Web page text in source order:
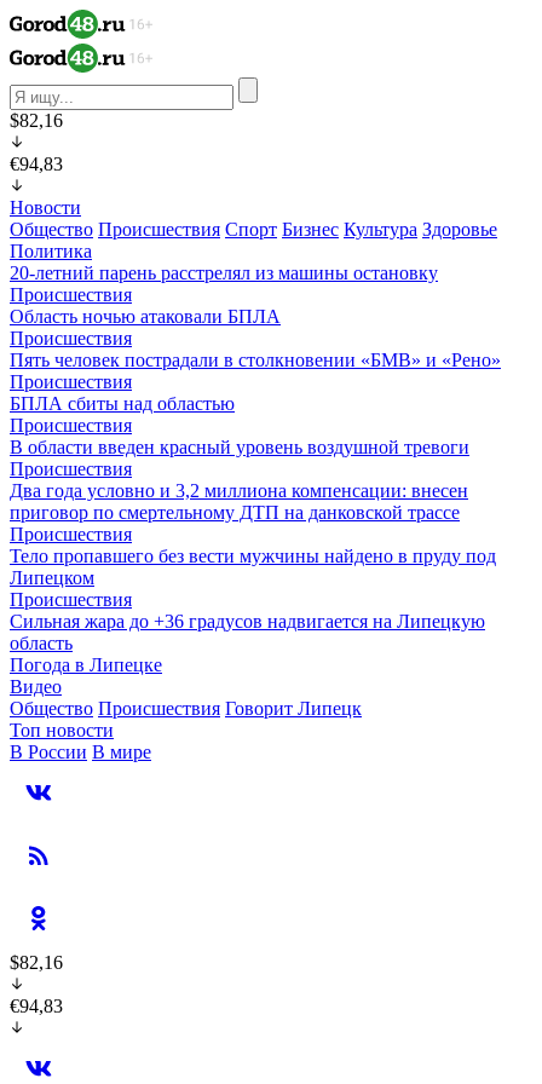
$82,16
€94,83
Новости
Общество Происшествия Спорт Бизнес Культура Здоровье
Политика
20-летний парень расстрелял из машины остановку
Происшествия
Область ночью атаковали БПЛА
Происшествия
Пять человек пострадали в столкновении «БМВ» и «Рено»
Происшествия
БПЛА сбиты над областью
Происшествия
В области введен красный уровень воздушной тревоги
Происшествия
Два года условно и 3,2 миллиона компенсации: внесен
приговор по смертельному ДТП на данковской трассе
Происшествия
Тело пропавшего без вести мужчины найдено в пруду под
Липецком
Происшествия
Сильная жара до +36 градусов надвигается на Липецкую
область
Погода в Липецке
Видео
Общество Происшествия Говорит Липецк
Топ новости
В России В мире
$82,16
€94,83